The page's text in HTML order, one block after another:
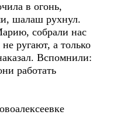
в огонь,
шалаш рухнул.
собрали нас
ругают, а только
Вспомнили:
работать